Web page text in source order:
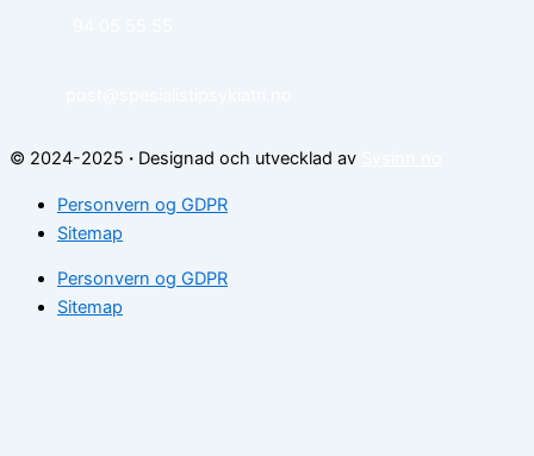
© 2024-2025 · Designad och utvecklad av
Personvern og GDPR
Sitemap
Personvern og GDPR
Sitemap